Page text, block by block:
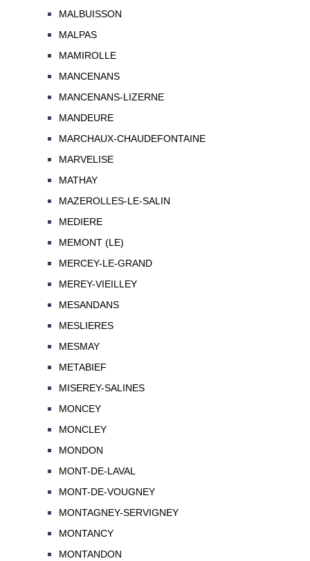
MALBUISSON
MALPAS
MAMIROLLE
MANCENANS
MANCENANS-LIZERNE
MANDEURE
MARCHAUX-CHAUDEFONTAINE
MARVELISE
MATHAY
MAZEROLLES-LE-SALIN
MEDIERE
MEMONT (LE)
MERCEY-LE-GRAND
MEREY-VIEILLEY
MESANDANS
MESLIERES
MESMAY
METABIEF
MISEREY-SALINES
MONCEY
MONCLEY
MONDON
MONT-DE-LAVAL
MONT-DE-VOUGNEY
MONTAGNEY-SERVIGNEY
MONTANCY
MONTANDON